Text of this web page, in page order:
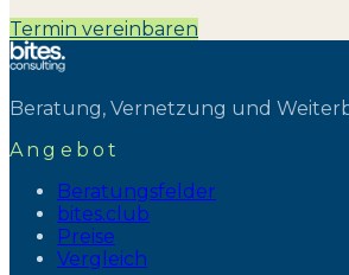
Termin vereinbaren
Beratung, Vernetzung und
Angebot
Beratungsfelder
bites.club
Preise
Vergleich